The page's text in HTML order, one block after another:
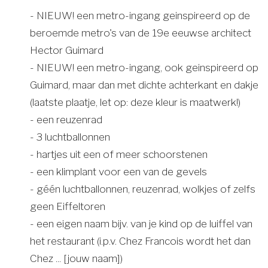
- NIEUW! een metro-ingang geinspireerd op de
beroemde metro's van de 19e eeuwse architect
Hector Guimard
- NIEUW! een metro-ingang, ook geinspireerd op
Guimard, maar dan met dichte achterkant en dakje
(laatste plaatje, let op: deze kleur is maatwerk!)
- een reuzenrad
- 3 luchtballonnen
- hartjes uit een of meer schoorstenen
- een klimplant voor een van de gevels
- géén luchtballonnen, reuzenrad, wolkjes of zelfs
geen Eiffeltoren
- een eigen naam bijv. van je kind op de luiffel van
het restaurant (i.p.v. Chez Francois wordt het dan
Chez ... [jouw naam])